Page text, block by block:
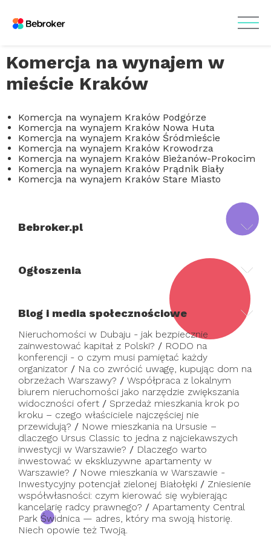
Komercja na wynajem w
mieście Kraków
Komercja na wynajem Kraków Podgórze
Komercja na wynajem Kraków Nowa Huta
Komercja na wynajem Kraków Śródmieście
Komercja na wynajem Kraków Krowodrza
Komercja na wynajem Kraków Bieżanów-Prokocim
Komercja na wynajem Kraków Prądnik Biały
Komercja na wynajem Kraków Stare Miasto
Bebroker.pl
Ogłoszenia
Blog i media społecznościowe
Nieruchomości w Dubaju - jak bezpiecznie
zainwestować kapitał z Polski? / RODO na
konferencji - o czym musi pamiętać każdy
organizator / Na co zwrócić uwagę, kupując dom na
obrzeżach Warszawy? / Współpraca z lokalnym
biurem nieruchomości jako narzędzie zwiększania
widoczności ofert / Sprzedaż mieszkania krok po
kroku – czego właściciele najczęściej nie
przewidują? / Nowe mieszkania na Ursusie –
dlaczego Ursus Classic to jedna z najciekawszych
inwestycji w Warszawie? / Dlaczego warto
inwestować w ekskluzywne apartamenty w
Warszawie? / Nowe mieszkania w Warszawie -
Inwestycyjny potencjał zielonej Białołęki / Zniesienie
współwłasności: czym kierować się wybierając
kancelarię radcy prawnego? / Apartamenty Central
Park Świdnica — adres, który ma swoją historię.
Niech opowie też Twoją.